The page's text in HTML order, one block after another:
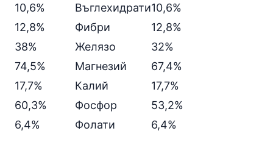
10,6%
Въглехидрати10,6%
12,8%
Фибри
12,8%
38%
Желязо
32%
74,5%
Магнезий
67,4%
17,7%
Калий
17,7%
60,3%
Фосфор
53,2%
6,4%
Фолати 6,4%